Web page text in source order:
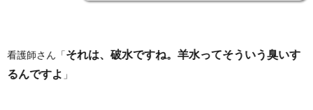
看護師さん「それは、破水ですね。羊水ってそういう臭いす
るんですよ 」